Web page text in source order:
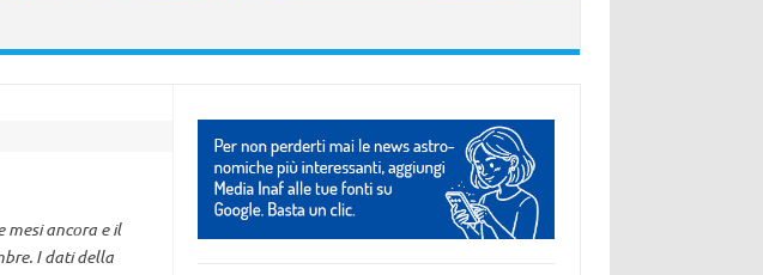
mesi ancora e il
I dati della